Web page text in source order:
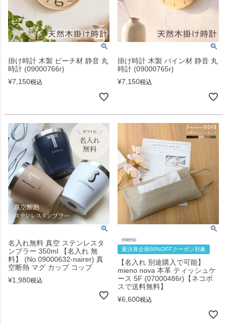
掛け時計 木製 ビーチ材 静音 丸
時計 (09000766r)
¥7,150税込
掛け時計 木製 パイン材 静音 丸
時計 (09000765r)
¥7,150税込
名入れ無料 真空 ステンレスタ
ンブラー 350ml 【名入れ 無
料】 (No.09000632-nairer) 真
空断熱 マグ カップ コップ
¥1,980税込
mieno
夏決算企画50%OFFクーポン対象
【名入れ 別途購入で可能】
mieno nova 本革 ティッシュケ
ース 5F (07000486r)【ネコポ
スで送料無料】
¥6,600税込